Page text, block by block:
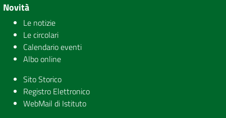
Novità
Le notizie
Le circolari
Calendario eventi
Albo online
Sito Storico
Registro Elettronico
WebMail di Istituto